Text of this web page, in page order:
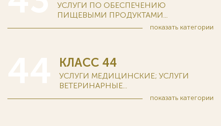
УСЛУГИ ПО ОБЕСПЕЧЕНИЮ
ПИЩЕВЫМИ ПРОДУКТАМИ...
показать категории
КЛАСС 44
УСЛУГИ МЕДИЦИНСКИЕ; УСЛУГИ
ВЕТЕРИНАРНЫЕ...
показать категории